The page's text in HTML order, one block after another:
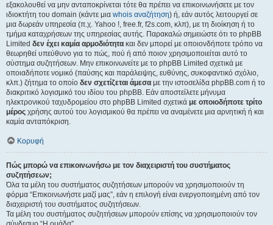
εξακολουθεί να μην ανταποκρίνεται τότε θα πρέπει να επικοινωνήσετε με τον
ιδιοκτήτη του domain (κάντε μια whois αναζήτηση) ή, εάν αυτός λειτουργεί σε
μια δωρεάν υπηρεσία (π.χ. Yahoo !, free.fr, f2s.com, κλπ), με τη διοίκηση ή το
τμήμα καταχρήσεων της υπηρεσίας αυτής. Παρακαλώ σημειώστε ότι το phpBB
Limited δεν έχει καμία αρμοδιότητα και δεν μπορεί με οποιονδήποτε τρόπο να
θεωρηθεί υπεύθυνο για το πώς, πού ή από ποιον χρησιμοποιείται αυτό το
σύστημα συζητήσεων. Μην επικοινωνείτε με το phpBB Limited σχετικά με
οποιαδήποτε νομικό (παύσης και παράλειψης, ευθύνης, συκοφαντικό σχόλιο,
κλπ.) ζήτημα το οποίο δεν σχετίζεται άμεσα με την ιστοσελίδα phpBB.com ή το
διακριτικό λογισμικό του ιδίου του phpBB. Εάν αποστείλετε μήνυμα
ηλεκτρονικού ταχυδρομείου στο phpBB Limited σχετικά με οποιοδήποτε τρίτο
μέρος χρήσης αυτού του λογισμικού θα πρέπει να αναμένετε μια αρνητική ή και
καμία ανταπόκριση.
Κορυφή
Πώς μπορώ να επικοινωνήσω με τον διαχειριστή του συστήματος
συζητήσεων;
Όλα τα μέλη του συστήματος συζητήσεων μπορούν να χρησιμοποιούν τη
φόρμα “Επικοινωνήστε μαζί μας”, εάν η επιλογή είναι ενεργοποιημένη από τον
διαχειριστή του συστήματος συζητήσεων.
Τα μέλη του συστήματος συζητήσεων μπορούν επίσης να χρησιμοποιούν τον